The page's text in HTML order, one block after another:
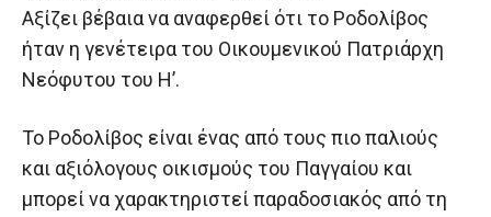
Αξίζει βέβαια να αναφερθεί ότι το Ροδολίβος
ήταν η γενέτειρα του Οικουμενικού Πατριάρχη
Νεόφυτου του Η’.
Το Ροδολίβος είναι ένας από τους πιο παλιούς
και αξιόλογους οικισμούς του Παγγαίου και
μπορεί να χαρακτηριστεί παραδοσιακός από τη